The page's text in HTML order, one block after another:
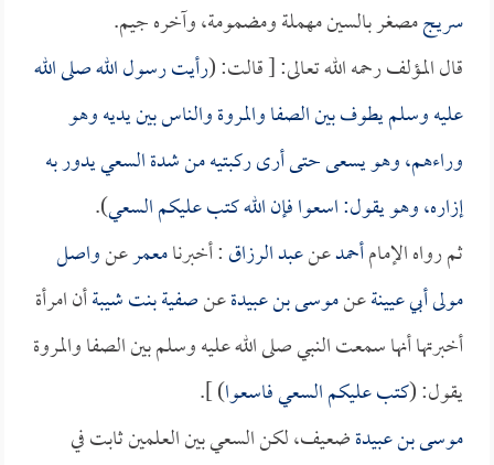
سريجمصغر بالسين مهملة ومضمومة، وآخره جيم.
قال المؤلف رحمه الله تعالى: [ قالت: (رأيت رسول الله صلى الله
عليه وسلم يطوف بين الصفا والمروة والناس بين يديه وهو
وراءهم، وهو يسعى حتى أرى ركبتيه من شدة السعي يدور به
إزاره، وهو يقول: اسعوا فإن الله كتب عليكم السعي).
ثم رواه الإمامأحمدعنعبد الرزاق: أخبرنامعمرعنواصل
مولى أبي عيينةعنموسى بن عبيدةعنصفية بنت شيبةأن امرأة
أخبرتها أنها سمعت النبي صلى الله عليه وسلم بين الصفا والمروة
يقول: (كتب عليكم السعي فاسعوا) ].
موسى بن عبيدةضعيف، لكن السعي بين العلمين ثابت في